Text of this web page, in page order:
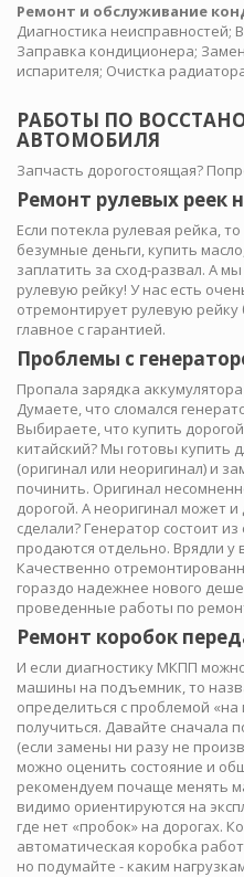
Ремонт и обслуживание
Диагностика неисправностей;
Заправка кондиционера;
испарителя; Очистка
РАБОТЫ ПО
АВТОМОБИЛЯ
Запчасть дорогостоящая?
Ремонт рулевых реек
Если потекла рулевая рейка,
безумные деньги, купить
заплатить за сход-развал. А
рулевую рейку! У нас есть
отремонтирует рулевую рейку
главное с гарантией.
Проблемы с
Пропала зарядка
Думаете, что сломался
Выбираете, что купить
китайский? Мы готовы купить
(оригинал или неоригинал) и
починить. Оригинал
дорогой. А неоригинал может
сделали? Генератор состоит
продаются отдельно. Врядли у
Качественно
гораздо надежнее нового
проведенные работы по
Ремонт коробок
И если диагностику МКПП
машины на подъемник, то
определиться с проблемой «на
получиться. Давайте сначала
(если замены ни разу не
можно оценить состояние и
рекомендуем почаще менять
видимо ориентируются на
где нет «пробок» на дорогах.
автоматическая коробка
но подумайте - каким